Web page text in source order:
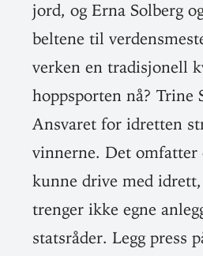
jord, og Erna Solberg
beltene til
verken en tra­di­sjonell
hopp­sporten nå?
Ansvaret for idretten
vin­nerne. Det omfatter
kunne drive med
trenger ikke egne
stats­råder. Legg press